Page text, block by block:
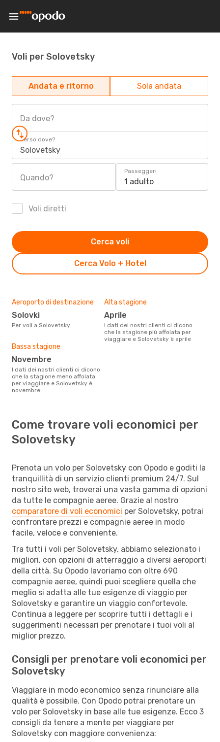
Voli per Solovetsky
Andata e ritorno Sola andata
Da dove?
Verso dove?
Solovetsky
Quando?
Passeggeri
1 adulto
Voli diretti
Cerca Volo + Hotel
Cerca voli
Aeroporto di destinazione
Solovki
Per voli a Solovetsky
Alta stagione
aprile
I dati dei nostri clienti ci dicono
che la stagione più affolata per
viaggiare e Solovetsky è aprile
Bassa stagione
novembre
I dati dei nostri clienti ci dicono
che la stagione meno affolata
per viaggiare e Solovetsky è
novembre
Come trovare voli economici per
Solovetsky
Prenota un volo per Solovetsky con Opodo e goditi la
tranquillità di un servizio clienti premium 24/7. Sul
nostro sito web, troverai una vasta gamma di opzioni
da tutte le compagnie aeree. Grazie al nostro
comparatore di voli economici per Solovetsky, potrai
confrontare prezzi e compagnie aeree in modo
facile, veloce e conveniente.
Tra tutti i voli per Solovetsky, abbiamo selezionato i
migliori, con opzioni di atterraggio a diversi aeroporti
della città. Su Opodo lavoriamo con oltre 690
compagnie aeree, quindi puoi scegliere quella che
meglio si adatta alle tue esigenze di viaggio per
Solovetsky e garantire un viaggio confortevole.
Continua a leggere per scoprire tutti i dettagli e i
suggerimenti necessari per prenotare i tuoi voli al
miglior prezzo.
Consigli per prenotare voli economici per
Solovetsky
Viaggiare in modo economico senza rinunciare alla
qualità è possibile. Con Opodo potrai prenotare un
volo per Solovetsky in base alle tue esigenze. Ecco 3
consigli da tenere a mente per viaggiare per
Solovetsky con maggiore convenienza: